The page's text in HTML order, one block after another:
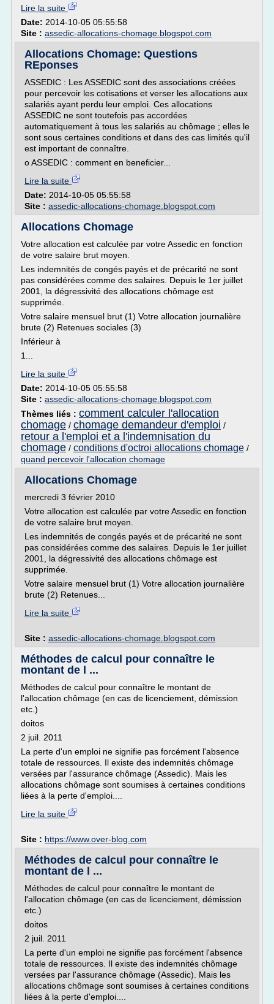
Lire la suite
Date: 2014-10-05 05:55:58
Site : assedic-allocations-chomage.blogspot.com
Allocations Chomage: Questions
REponses
ASSEDIC : Les ASSEDIC sont des associations créées
pour percevoir les cotisations et verser les allocations aux
salariés ayant perdu leur emploi. Ces allocations
ASSEDIC ne sont toutefois pas accordées
automatiquement à tous les salariés au chômage ; elles le
sont sous certaines conditions et dans des cas limités qu'il
est important de connaître.
o ASSEDIC : comment en beneficier...
Lire la suite
Date: 2014-10-05 05:55:58
Site : assedic-allocations-chomage.blogspot.com
Allocations Chomage
Votre allocation est calculée par votre Assedic en fonction
de votre salaire brut moyen.
Les indemnités de congés payés et de précarité ne sont
pas considérées comme des salaires. Depuis le 1er juillet
2001, la dégressivité des allocations chômage est
supprimée.
Votre salaire mensuel brut (1) Votre allocation journalière
brute (2) Retenues sociales (3)
Inférieur à
1...
Lire la suite
Date: 2014-10-05 05:55:58
Site : assedic-allocations-chomage.blogspot.com
Thèmes liés : comment calculer l'allocation
chomage / chomage demandeur d'emploi /
retour a l'emploi et a l'indemnisation du
chomage / conditions d'octroi allocations chomage /
quand percevoir l'allocation chomage
Allocations Chomage
mercredi 3 février 2010
Votre allocation est calculée par votre Assedic en fonction
de votre salaire brut moyen.
Les indemnités de congés payés et de précarité ne sont
pas considérées comme des salaires. Depuis le 1er juillet
2001, la dégressivité des allocations chômage est
supprimée.
Votre salaire mensuel brut (1) Votre allocation journalière
brute (2) Retenues...
Lire la suite
Site : assedic-allocations-chomage.blogspot.com
Méthodes de calcul pour connaître le
montant de l ...
Méthodes de calcul pour connaître le montant de
l'allocation chômage (en cas de licenciement, démission
etc.)
doitos
2 juil. 2011
La perte d'un emploi ne signifie pas forcément l'absence
totale de ressources. Il existe des indemnités chômage
versées par l'assurance chômage (Assedic). Mais les
allocations chômage sont soumises à certaines conditions
liées à la perte d'emploi....
Lire la suite
Site : https://www.over-blog.com
Méthodes de calcul pour connaître le
montant de l ...
Méthodes de calcul pour connaître le montant de
l'allocation chômage (en cas de licenciement, démission
etc.)
doitos
2 juil. 2011
La perte d'un emploi ne signifie pas forcément l'absence
totale de ressources. Il existe des indemnités chômage
versées par l'assurance chômage (Assedic). Mais les
allocations chômage sont soumises à certaines conditions
liées à la perte d'emploi....